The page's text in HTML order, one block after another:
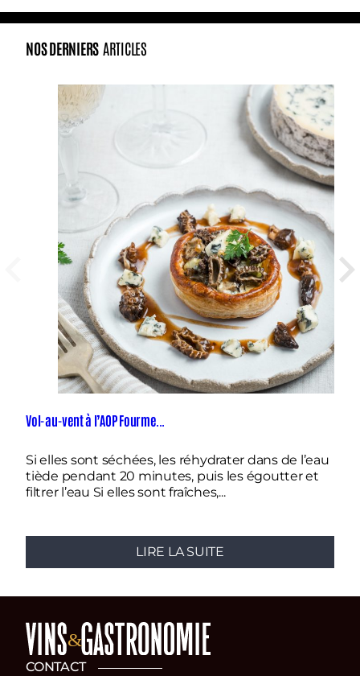
NOS DERNIERS ARTICLES
Vol-au-vent à l’AOP Fourme...
Si elles sont séchées, les réhydrater dans de l’eau
tiède pendant 20 minutes, puis les égoutter et
filtrer l’eau Si elles sont fraîches,...
LIRE LA SUITE
CONTACT